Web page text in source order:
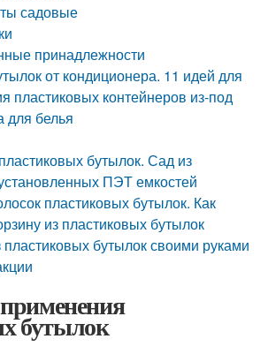
садовые
принадлежности
от кондиционера. 11 идей для
пластиковых контейнеров из-под
для белья
бутылок. Сад из
ПЭТ емкостей
пластиковых бутылок. Как
из пластиковых бутылок
пластиковых бутылок своими руками
бутылок